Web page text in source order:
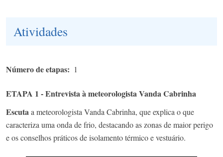
Atividades
Número de etapas 1
ETAPA 1 - Entrevista à meteorologista Vanda Cabrinha
Escutaa meteorologista Vanda Cabrinha, que explica o que
caracteriza uma onda de frio, destacando as zonas de maior perigo
e os conselhos práticos de isolamento térmico e vestuário.